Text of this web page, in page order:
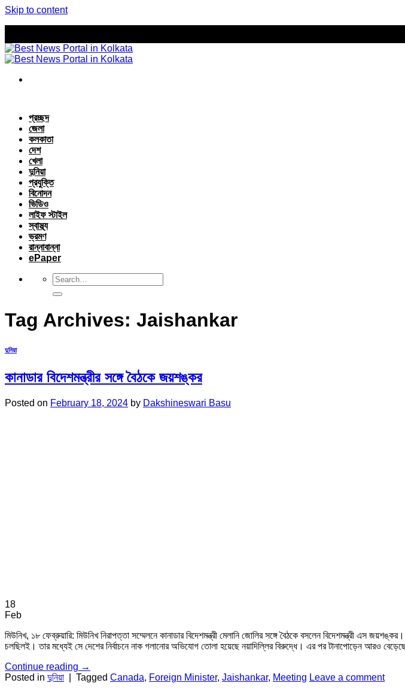
Skip to content
প্রচ্ছদ
জেলা
কলকাতা
দেশ
খেলা
দুনিয়া
প্রযুক্তি
বিনোদন
ভিডিও
লাইফ স্টাইল
স্বাস্থ্য
ভ্রমণ
রান্নাবান্না
ePaper
Tag Archives: Jaishankar
দুনিয়া
কানাডার বিদেশমন্ত্রীর সঙ্গে বৈঠকে জয়শঙ্কর
Posted on February 18, 2024 by Dakshineswari Basu
18
Feb
মিউনিখ, ১৮ ফেব্রুয়ারি: মিউনিখ নিরাপত্তা সম্মেলনে কানাডার বিদেশমন্ত্রী মেলানি জোলির সঙ্গে বৈঠকে বসলেন বিদেশমন্ত্রী এস
চলছিলই। তার মধ্যেই সে দেশের নির্বাচনে নাক গলানোর অভিযোগ তোলা হয়েছে নয়াদিল্লির বিরুদ্ধে। এর পর টানাপোড়েন আরও
Continue reading →
Posted in দুনিয়া Tagged Canada, Foreign Minister, Jaishankar, Meeting Leave a comment